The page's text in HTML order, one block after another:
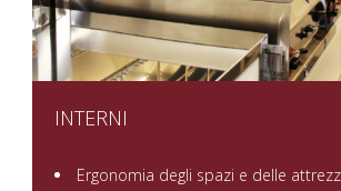
INTERNI
Ergonomia degli spazi e delle